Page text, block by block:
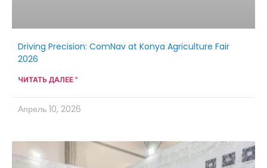
Driving Precision: ComNav at Konya Agriculture Fair
2026
ЧИТАТЬ ДАЛЕЕ "
Апрель 10, 2026